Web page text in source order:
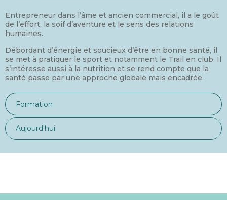
Entrepreneur dans l’âme et ancien commercial, il a le goût
de l’effort, la soif d’aventure et le sens des relations
humaines.
Débordant d’énergie et soucieux d’être en bonne santé, il
se met à pratiquer le sport et notamment le Trail en club. Il
s’intéresse aussi à la nutrition et se rend compte que la
santé passe par une approche globale mais encadrée.
Formation
Aujourd'hui